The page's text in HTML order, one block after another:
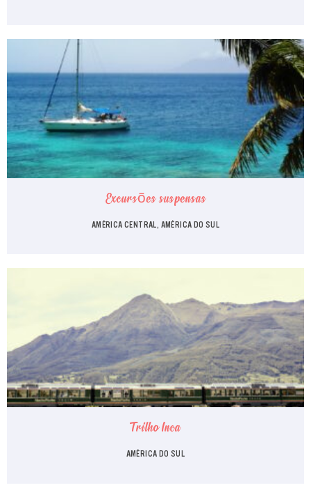
Excursões suspensas
AMÉRICA CENTRAL, AMÉRICA DO SUL
Trilho Inca
AMÉRICA DO SUL